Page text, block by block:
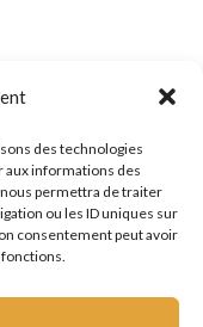
des technologies
aux informations des
permettra de traiter
ou les ID uniques sur
consentement peut avoir